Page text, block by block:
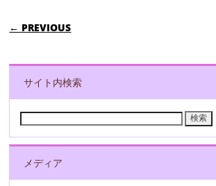
POST NAVIGATION
← PREVIOUS
サイト内検索
メディア